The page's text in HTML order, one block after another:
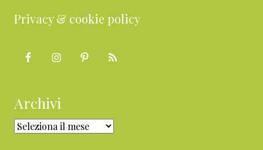
Privacy & cookie policy
Archivi
Archivi